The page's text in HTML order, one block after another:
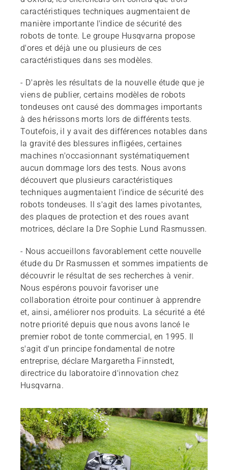
caractéristiques techniques augmentaient de
manière importante l'indice de sécurité des
robots de tonte. Le groupe Husqvarna propose
d'ores et déjà une ou plusieurs de ces
caractéristiques dans ses modèles.
- D'après les résultats de la nouvelle étude que je
viens de publier, certains modèles de robots
tondeuses ont causé des dommages importants
à des hérissons morts lors de différents tests.
Toutefois, il y avait des différences notables dans
la gravité des blessures infligées, certaines
machines n'occasionnant systématiquement
aucun dommage lors des tests. Nous avons
découvert que plusieurs caractéristiques
techniques augmentaient l'indice de sécurité des
robots tondeuses. Il s'agit des lames pivotantes,
des plaques de protection et des roues avant
motrices, déclare la Dre Sophie Lund Rasmussen.
- Nous accueillons favorablement cette nouvelle
étude du Dr Rasmussen et sommes impatients de
découvrir le résultat de ses recherches à venir.
Nous espérons pouvoir favoriser une
collaboration étroite pour continuer à apprendre
et, ainsi, améliorer nos produits. La sécurité a été
notre priorité depuis que nous avons lancé le
premier robot de tonte commercial, en 1995. Il
s'agit d'un principe fondamental de notre
entreprise, déclare Margaretha Finnstedt,
directrice du laboratoire d'innovation chez
Husqvarna.